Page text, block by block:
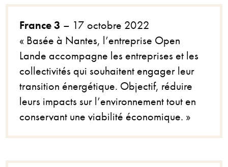
France 3 – 17 octobre 2022
« Basée à Nantes, l’entreprise Open
Lande accompagne les entreprises et les
collectivités qui souhaitent engager leur
transition énergétique. Objectif, réduire
leurs impacts sur l’environnement tout en
conservant une viabilité économique. »